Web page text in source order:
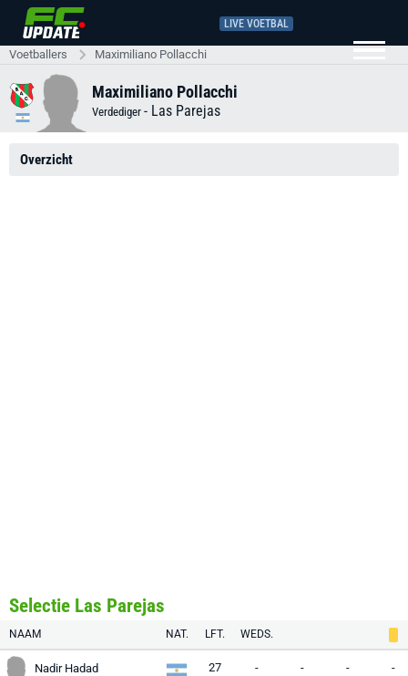
LIVE VOETBAL
Voetballers Maximiliano Pollacchi
Maximiliano Pollacchi
Verdediger - Las Parejas
Overzicht
Selectie Las Parejas
NAAM NAT. LFT. WEDS.
Nadir Hadad 27 - - - -